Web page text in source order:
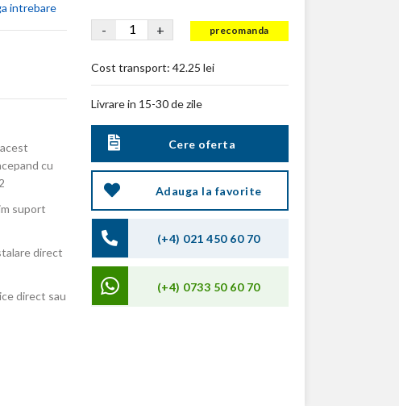
intrebare
acest
cu
suport
direct
direct sau
- + precomanda
Cost transport: 42.25 lei
Livrare in 15-30 de zile
Cere oferta
Adauga la favorite
(+4) 021 450 60 70
(+4) 0733 50 60 70